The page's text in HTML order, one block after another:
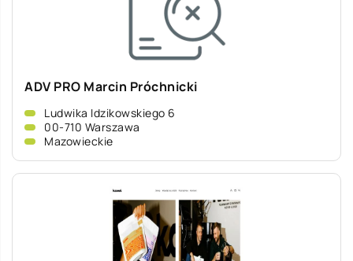
ADV PRO Marcin Próchnicki
Ludwika Idzikowskiego 6
00-710 Warszawa
Mazowieckie